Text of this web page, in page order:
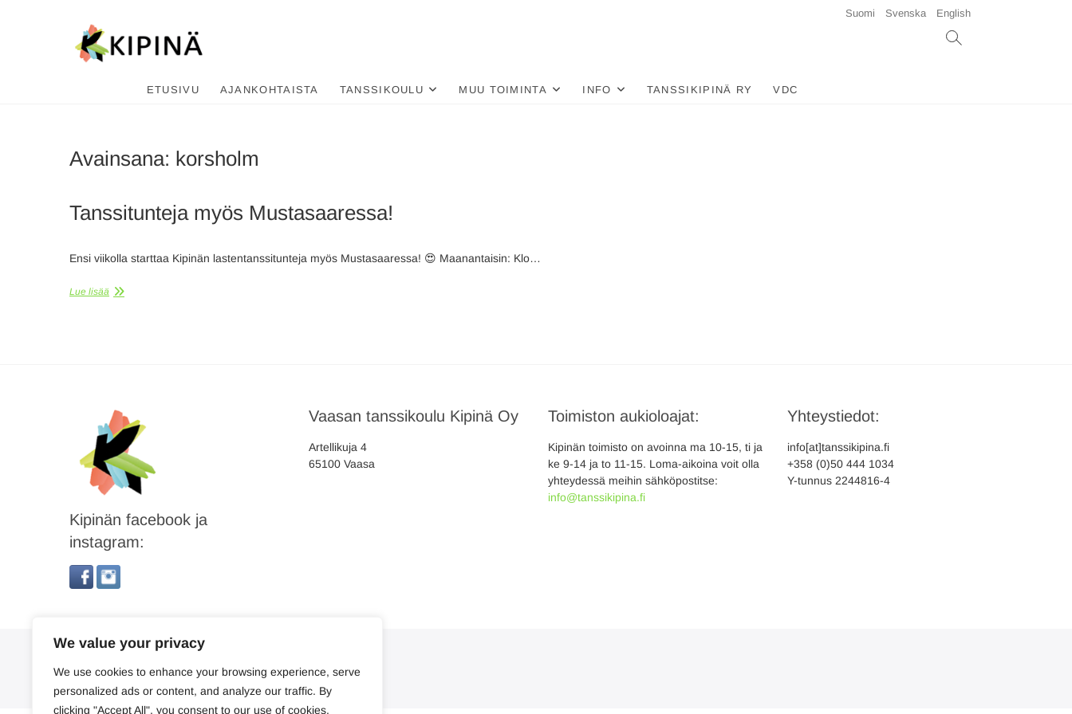
We value your privacy
We use cookies to enhance your browsing experience, serve
personalized ads or content, and analyze our traffic. By
clicking "Accept All", you consent to our use of cookies.
Suomi Svenska English
ETUSIVU AJANKOHTAISTA TANSSIKOULU MUU TOIMINTA INFO TANSSIKIPINÄ RY VDC
Avainsana: korsholm
Tanssitunteja myös Mustasaaressa!
Ensi viikolla starttaa Kipinän lastentanssitunteja myös Mustasaaressa! 😍 Maanantaisin: Klo…
Lue lisää
Kipinän facebook ja
instagram:
Vaasan tanssikoulu Kipinä Oy
Artellikuja 4
65100 Vaasa
Toimiston aukioloajat:
Kipinän toimisto on avoinna ma 10-15, ti ja
ke 9-14 ja to 11-15. Loma-aikoina voit olla
yhteydessä meihin sähköpostitse:
info@tanssikipina.fi
Yhteystiedot:
info[at]tanssikipina.fi
+358 (0)50 444 1034
Y-tunnus 2244816-4